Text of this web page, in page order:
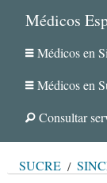
Médicos
Médicos en
Médicos en
Consultar
SUCRE